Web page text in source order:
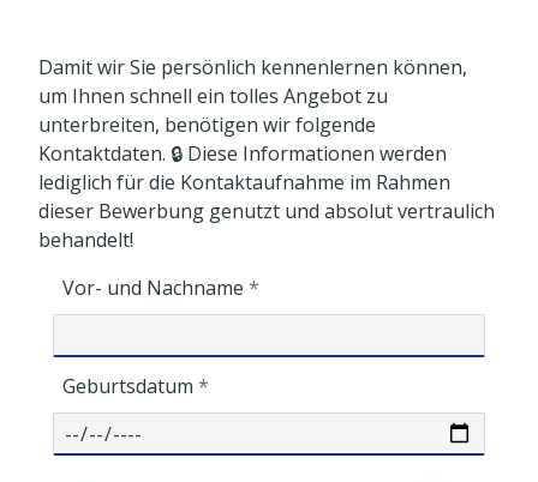
Damit wir Sie persönlich kennenlernen können,
um Ihnen schnell ein tolles Angebot zu
unterbreiten, benötigen wir folgende
Kontaktdaten. 🔒 Diese Informationen werden
lediglich für die Kontaktaufnahme im Rahmen
dieser Bewerbung genutzt und absolut vertraulich
behandelt!
Vor- und Nachname
Geburtsdatum